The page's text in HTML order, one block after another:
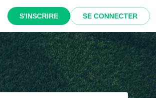
S'INSCRIRE SE CONNECTER